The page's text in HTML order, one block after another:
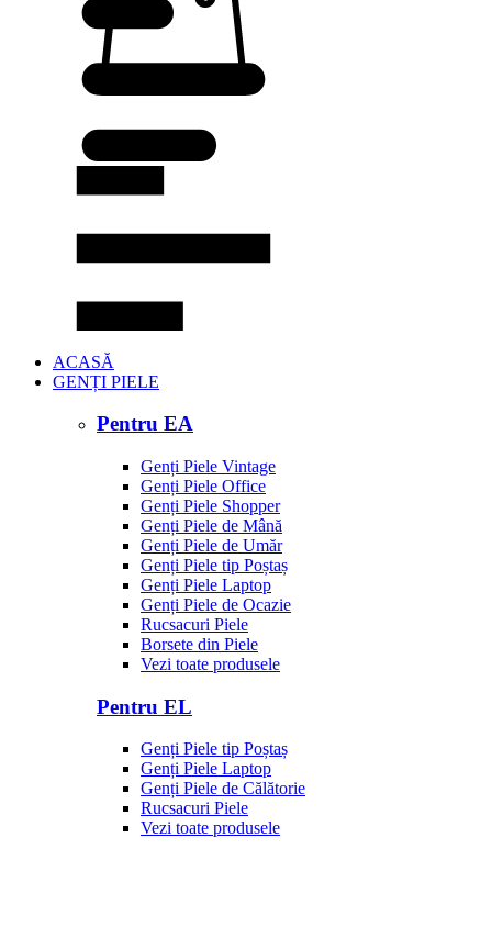
ACASĂ
GENȚI PIELE
Pentru EA
Genți Piele Vintage
Genți Piele Office
Genți Piele Shopper
Genți Piele de Mână
Genți Piele de Umăr
Genți Piele tip Poștaș
Genți Piele Laptop
Genți Piele de Ocazie
Rucsacuri Piele
Borsete din Piele
Vezi toate produsele
Pentru EL
Genți Piele tip Poștaș
Genți Piele Laptop
Genți Piele de Călătorie
Rucsacuri Piele
Vezi toate produsele